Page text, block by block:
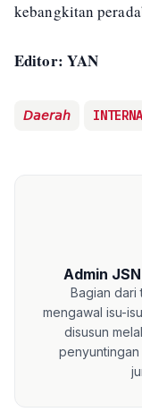
kebangkitan
Editor: YAN
𝘋𝘢𝘦𝘳𝘢𝘩
Admin JSN
Bagian dari
mengawal isu-
disusun